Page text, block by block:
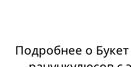
Подробнее о